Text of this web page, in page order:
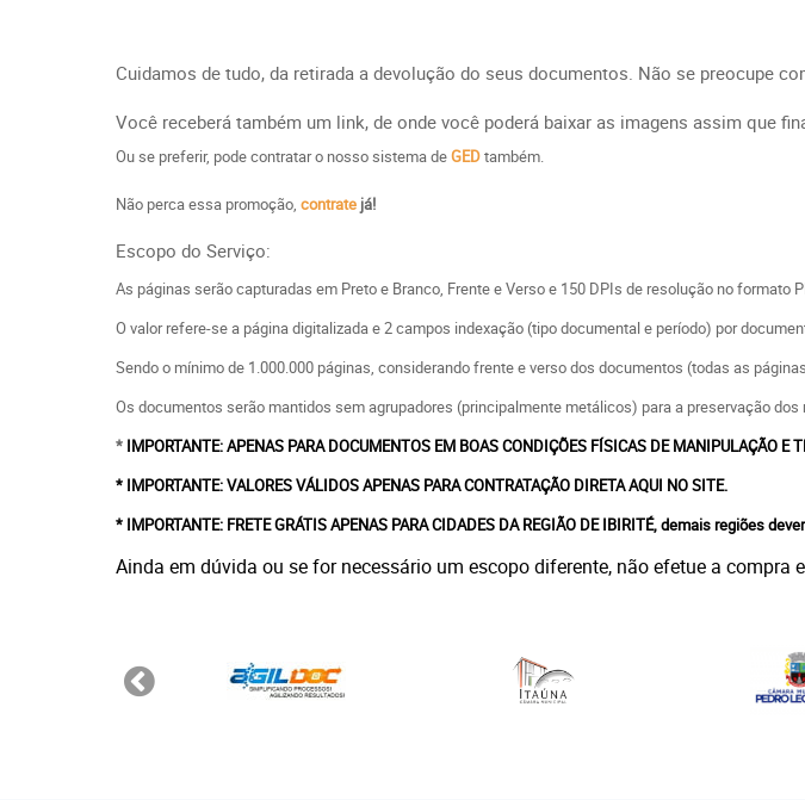
Cuidamos de tudo, da retirada a devolução do seus documentos. Não se preocupe
Você receberá também um link, de onde você poderá baixar as imagens assim que
Ou se preferir, pode contratar o nosso sistema deGEDtambém.
Não perca essa promoção, contrate já!
Escopo do Serviço:
As páginas serão capturadas em Preto e Branco, Frente e Verso e 150 DPIs de resolução no formato
O valor refere-se a página digitalizada e 2 campos indexação (tipo documental e período) por
Sendo o mínimo de 1.000.000 páginas, considerando frente e verso dos documentos (todas as
Os documentos serão mantidos sem agrupadores (principalmente metálicos) para a preservação dos
* IMPORTANTE: APENAS PARA DOCUMENTOS EM BOAS CONDIÇÕES FÍSICAS DE MANIPULAÇÃO
* IMPORTANTE: VALORES VÁLIDOS APENAS PARA CONTRATAÇÃO DIRETA AQUI NO SITE.
* IMPORTANTE: FRETE GRÁTIS APENAS PARA CIDADES DA REGIÃO DE IBIRITÉ, demais regiões
Ainda em dúvida ou se for necessário um escopo diferente, não efetue a compra